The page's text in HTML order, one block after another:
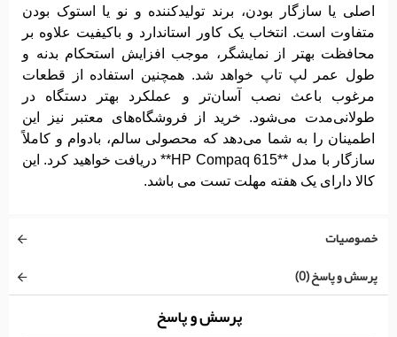
اصلی یا سازگار بودن، برند تولیدکننده و نو یا استوک بودن
متفاوت است. انتخاب یک کاور استاندارد و باکیفیت علاوه بر
محافظت بهتر از نمایشگر، موجب افزایش استحکام بدنه و
طول عمر لپ تاپ خواهد شد. همچنین استفاده از قطعات
مرغوب باعث نصب آسان‌تر و عملکرد بهتر دستگاه در
طولانی‌مدت می‌شود. خرید از فروشگاه‌های معتبر نیز این
اطمینان را به شما می‌دهد که محصولی سالم، بادوام و کاملاً
سازگار با مدل **HP Compaq 615** دریافت خواهید کرد. این
کالا دارای یک هفته مهلت تست می باشد.
خصوصیات
پرسش و پاسخ (0)
پرسش و پاسخ